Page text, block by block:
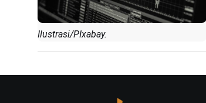
Ilustrasi/PIxabay.